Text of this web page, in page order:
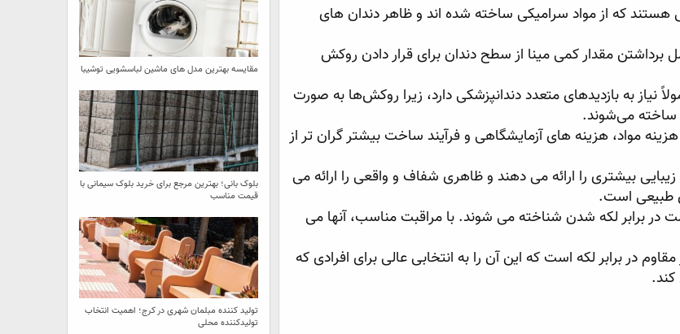
هستند که از مواد سرامیکی ساخته شده اند و ظاهر دندان های
برداشتن مقدار کمی مینا از سطح دندان برای قرار دادن روکش
نیاز به بازدیدهای متعدد دندانپزشکی دارد، زیرا روکش‌ها به صورت
ساخته می‌شوند.
مواد، هزینه های آزمایشگاهی و فرآیند ساخت بیشتر گران تر از
بیشتری را ارائه می دهند و ظاهری شفاف و واقعی را ارائه می
طبیعی است.
در برابر لکه شدن شناخته می شوند. با مراقبت مناسب، آنها می
در برابر لکه است که این آن را به انتخابی عالی برای افرادی که
مقایسه بهترین مدل ‌های ماشین لباسشویی توشیبا
بلوک بانی؛ بهترین مرجع برای خرید بلوک سیمانی با
قیمت مناسب
تولید کننده مبلمان شهری در کرج؛ اهمیت انتخاب
تولیدکننده محلی